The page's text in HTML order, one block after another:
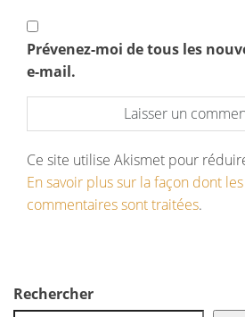
Prévenez-moi de tous les
e-mail.
Ce site utilise Akismet pour
En savoir plus sur la façon dont
commentaires sont traitées.
Rechercher